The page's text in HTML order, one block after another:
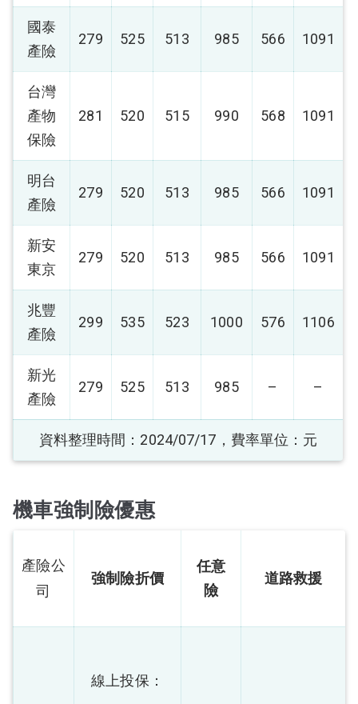
國泰
產險
279 525 513 985 566 1091
台灣
產物
保險
281 520 515 990 568 1091
明台
產險
279 520 513 985 566 1091
新安
東京
279 520 513 985 566 1091
兆豐
產險
299 535 523 1000 576 1106
新光
產險
279 525 513 985 – –
資料整理時間： 2024/07/17 ，費率單位：元
機車強制險優惠
產險公
司
強制險折價
任意
險
道路救援
線上投保：